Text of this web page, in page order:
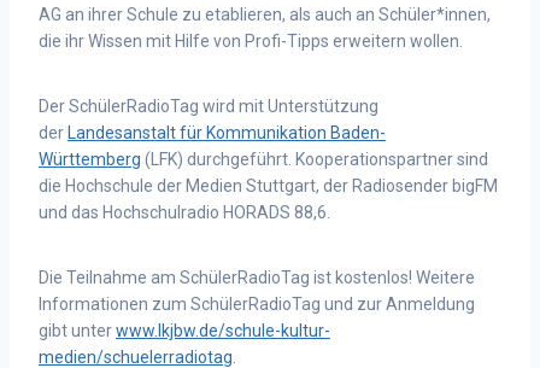
AG an ihrer Schule zu etablieren, als auch an Schüler*innen,
die ihr Wissen mit Hilfe von Profi-Tipps erweitern wollen.
Der SchülerRadioTag wird mit Unterstützung
der Landesanstalt für Kommunikation Baden-
Württemberg (LFK) durchgeführt. Kooperationspartner sind
die Hochschule der Medien Stuttgart, der Radiosender bigFM
und das Hochschulradio HORADS 88,6.
Die Teilnahme am SchülerRadioTag ist kostenlos! Weitere
Informationen zum SchülerRadioTag und zur Anmeldung
gibt unterwww.lkjbw.de/schule-kultur-
medien/schuelerradiotag